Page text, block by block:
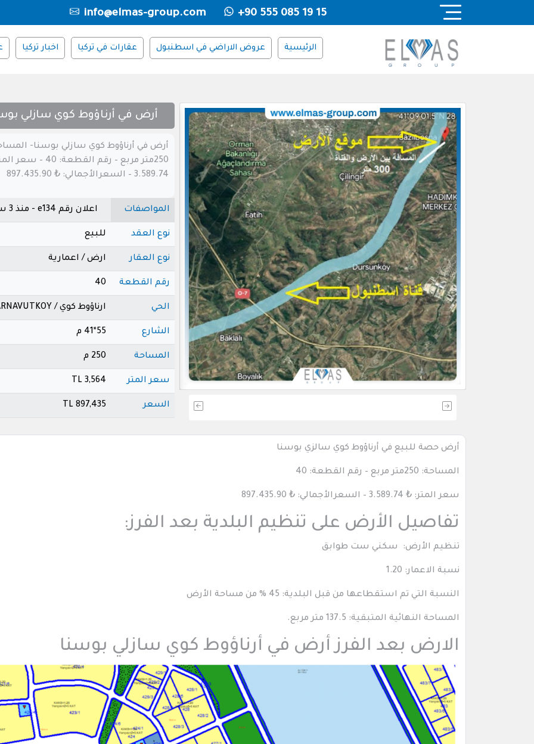
+90 555 085 19 15
info@elmas-group.com
الرئيسية عروض الاراضي في اسطنبول عقارات في تركيا اخبار تركيا
أرض في أرناؤوط كوي سازلي
أرض في أرناؤوط كوي سازلي بوسنا-
250متر مربع – رقم القطعة: 40
3.589.74 – السعرالأجمالي: ₺ 897.435.90
المواصفات اعلان رقم e134 - منذ 3 سنوات
نوع العقد للبيع
نوع العقار ارض / اعمارية
رقم القطعة 40
الحي ارناؤوط كوي / ARNAVUTKOY
الشارع 55*41 م
المساحة 250 م
سعر المتر 3,564 TL
السعر 897,435 TL
أرض حصة للبيع في أرناؤوط كوي سالزي بوسنا
المساحة: 250متر مربع – رقم القطعة: 40
سعر المتر: ₺ 3.589.74 – السعرالأجمالي: ₺ 897.435.90
تفاصيل الأرض على تنظيم البلدية بعد الفرز:
تنظيم الأرض: سكني ست طوابق
نسبة الاعمار: 1.20
النسبة التي تم استقطاعها من قبل البلدية: 45 % من مساحة الأرض
المساحة النهائية المتبقية: 137.5 متر مربع.
الارض بعد الفرز أرض في أرناؤوط كوي سازلي بوسنا